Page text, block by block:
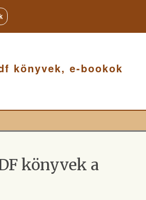
könyvek, e-bookok
könyvek a